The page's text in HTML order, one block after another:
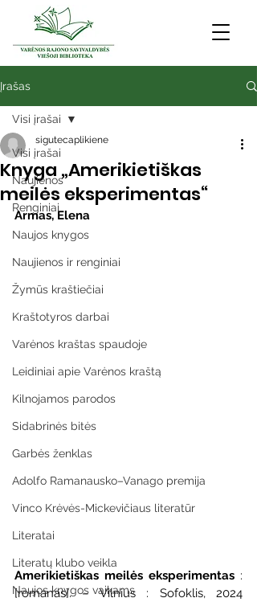
Įrašas
Visi įrašai
Naujienos
Renginiai
Naujos knygos
Naujienos ir renginiai
Žymūs kraštiečiai
Kraštotyros darbai
Varėnos kraštas spaudoje
Leidiniai apie Varėnos kraštą
Kilnojamos parodos
Sidabrinės bitės
Garbės ženklas
Adolfo Ramanausko–Vanago premija
Vinco Krėvės-Mickevičiaus literatūr
Literatai
Literatų klubo veikla
Naujos knygos vaikams
Visi įrašai
Knyga „Amerikietiškas
meilės eksperimentas“
sigutecaplikiene
Armas, Elena
Amerikietiškas meilės eksperimentas :
[romanas]. – Vilnius : Sofoklis, 2024